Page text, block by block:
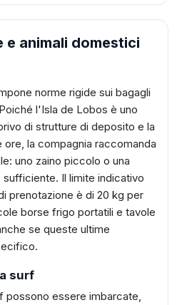
animali domestici
norme rigide sui bagagli
l'Isla de Lobos è uno
di strutture di deposito e la
la compagnia raccomanda
uno zaino piccolo o una
Il limite indicativo
prenotazione è di 20 kg per
borse frigo portatili e tavole
se queste ultime
surf
essere imbarcate,